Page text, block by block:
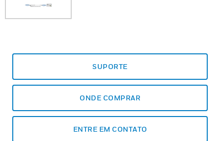
SUPORTE
ONDE COMPRAR
ENTRE EM CONTATO